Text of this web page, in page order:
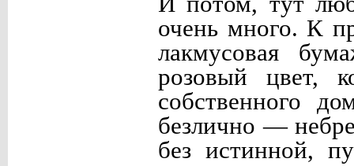
очень много. К
лакмусовая
розовый цвет,
собственного
безлично —
без истинной,